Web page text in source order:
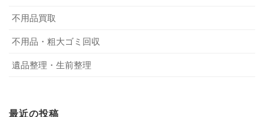
不用品買取
不用品・粗大ゴミ回収
遺品整理・生前整理
最近の投稿